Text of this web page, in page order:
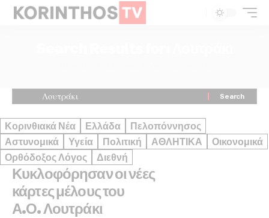
Κορινθιακά Νέα Ελλάδα
Πελοπόννησος
Αστυνομικά
Υγεία Πολιτική ΑΘΛΗΤΙΚΑ
Οικονομικά
Ορθόδοξος Λόγος
Διεθνή
Κυκλοφόρησαν οι νέες
κάρτες μέλους του
Α.Ο. Λουτράκι